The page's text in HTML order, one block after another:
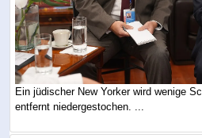
Ein jüdischer New Yorker wird wenige
entfernt niedergestochen. ...